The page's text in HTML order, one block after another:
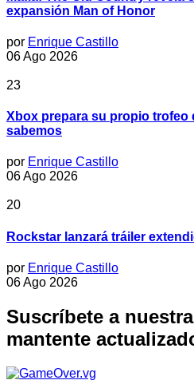
expansión Man of Honor
por Enrique Castillo
06 Ago 2026
23
Xbox prepara su propio trofeo
sabemos
por Enrique Castillo
06 Ago 2026
20
Rockstar lanzará tráiler
por Enrique Castillo
06 Ago 2026
Suscríbete a
mantente